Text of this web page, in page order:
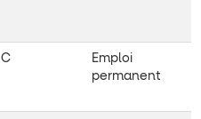
C
Emploi
permanent